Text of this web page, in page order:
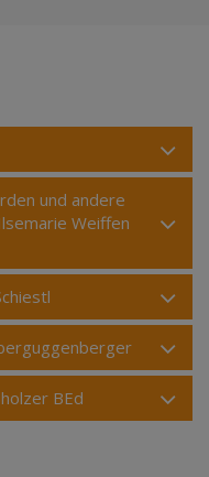
und andere
Weiffen
BEd